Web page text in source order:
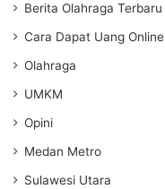
Berita Olahraga Terbaru
Cara Dapat Uang Online
Olahraga
UMKM
Opini
Medan Metro
Sulawesi Utara